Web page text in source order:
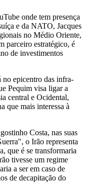
onde tem presença
e da NATO, Jacques
no Médio Oriente,
parceiro estratégico, é
de investimentos
no epicentro das infra-
Pequim visa ligar a
central e Ocidental,
que mais interessa à
Costa, nas suas
o Irão representa
que é se transformaria
tivesse um regime
a ser em caso de
de decapitação do